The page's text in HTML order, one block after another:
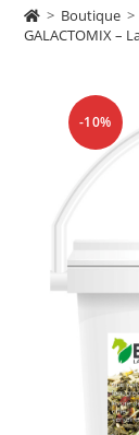
> Boutique >
GALACTOMIX –
-10%